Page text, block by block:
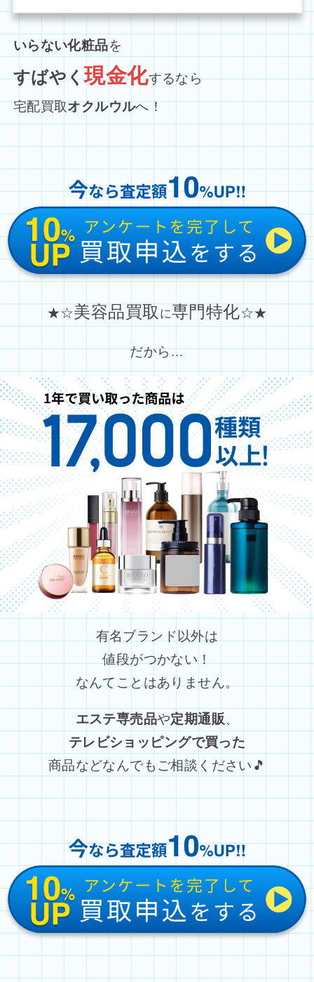
いらない化粧品を
すばやく現金化するなら
宅配買取オクルウルへ！
★☆美容品買取 に専門特化☆★
だから…
有名ブランド以外は
値段がつかない！
なんてことはありません。
エステ専売品や定期通販、
テレビショッピングで買った
商品などなんでもご相談ください🎵